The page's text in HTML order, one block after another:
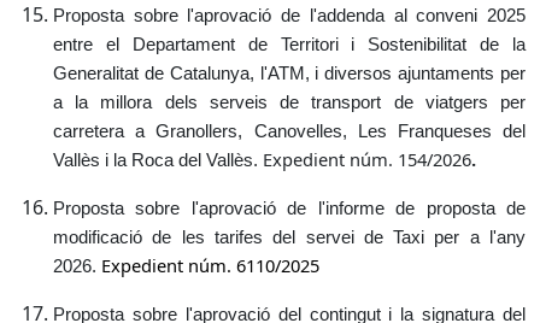
Proposta sobre l'aprovació de l'addenda al conveni 2025
entre el Departament de Territori i Sostenibilitat de la
Generalitat de Catalunya, l'ATM, i diversos ajuntaments per
a la millora dels serveis de transport de viatgers per
carretera a Granollers, Canovelles, Les Franqueses del
Vallès i la Roca del Vallès. Expedient núm. 154/2026.
Proposta sobre l'aprovació de l'informe de proposta de
modificació de les tarifes del servei de Taxi per a l'any
2026. Expedient núm. 6110/2025
Proposta sobre l'aprovació del contingut i la signatura del